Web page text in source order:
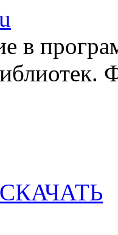
в
СКАЧАТЬ